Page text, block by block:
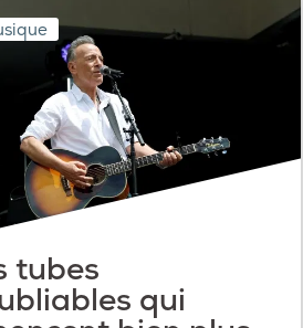
tubes
qui